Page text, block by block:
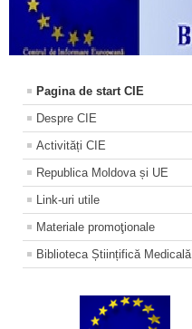
Pagina de start CIE
Despre CIE
Activități CIE
Republica Moldova și UE
Link-uri utile
Materiale promoţionale
Biblioteca Științifică Medicală